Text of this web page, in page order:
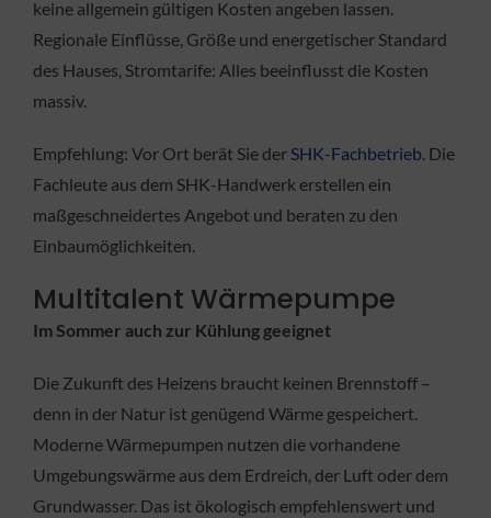
keine allgemein gültigen Kosten angeben lassen.
Regionale Einflüsse, Größe und energetischer Standard
des Hauses, Stromtarife: Alles beeinflusst die Kosten
massiv.
Empfehlung: Vor Ort berät Sie derSHK-Fachbetrieb. Die
Fachleute aus dem SHK-Handwerk erstellen ein
maßgeschneidertes Angebot und beraten zu den
Einbaumöglichkeiten.
Multitalent Wärmepumpe
Im Sommer auch zur Kühlung geeignet
Die Zukunft des Heizens braucht keinen Brennstoff –
denn in der Natur ist genügend Wärme gespeichert.
Moderne Wärmepumpen nutzen die vorhandene
Umgebungswärme aus dem Erdreich, der Luft oder dem
Grundwasser. Das ist ökologisch empfehlenswert und